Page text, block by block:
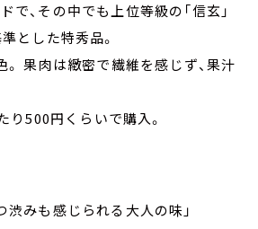
で、その中でも上位等級の「信玄」
とした特秀品。
。 果肉は緻密で繊維を感じず、果汁
り500円くらいで購入。
渋みも感じられる大人の味」